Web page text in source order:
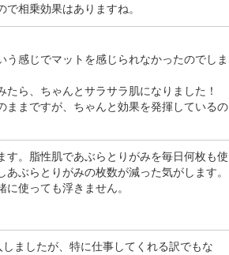
相乗効果はありますね。
感じでマットを感じられなかったのでしま
ら、ちゃんとサラサラ肌になりました！
まですが、ちゃんと効果を発揮しているの
。脂性肌であぶらとりがみを毎日何枚も使
ぶらとりがみの枚数が減った気がします。
使っても浮きません。
ましたが、特に仕事してくれる訳でもな